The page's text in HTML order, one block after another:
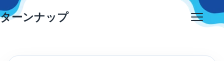
Skip
to
ターンナップ